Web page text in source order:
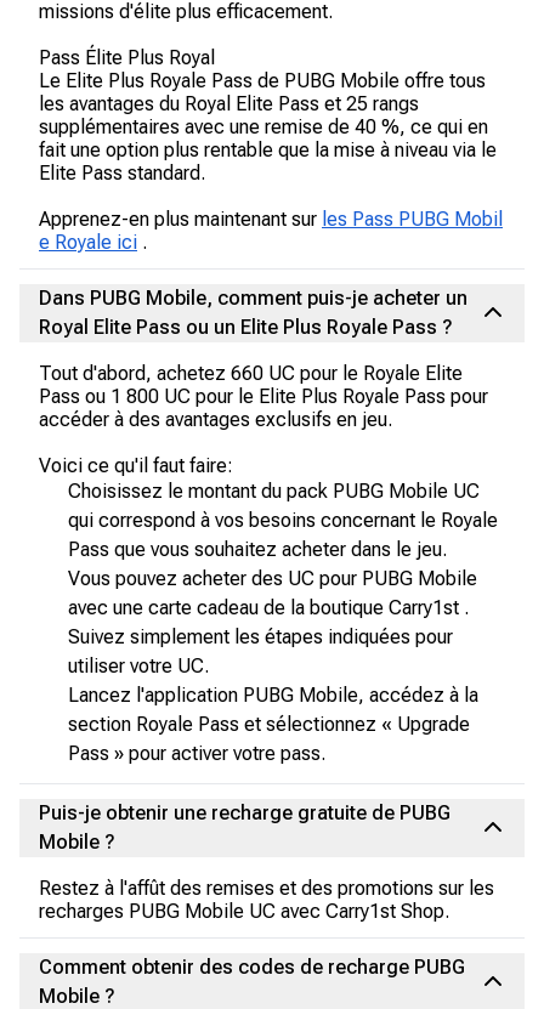
missions d'élite plus efficacement.
Pass Élite Plus Royal
Le Elite Plus Royale Pass de PUBG Mobile offre tous
les avantages du Royal Elite Pass et 25 rangs
supplémentaires avec une remise de 40 %, ce qui en
fait une option plus rentable que la mise à niveau via le
Elite Pass standard.
Apprenez-en plus maintenant sur les Pass PUBG Mobil
e Royale ici .
Dans PUBG Mobile, comment puis-je acheter un
Royal Elite Pass ou un Elite Plus Royale Pass ?
Tout d'abord, achetez 660 UC pour le Royale Elite
Pass ou 1 800 UC pour le Elite Plus Royale Pass pour
accéder à des avantages exclusifs en jeu.
Voici ce qu'il faut faire:
Choisissez le montant du pack PUBG Mobile UC
qui correspond à vos besoins concernant le Royale
Pass que vous souhaitez acheter dans le jeu.
Vous pouvez acheter des UC pour PUBG Mobile
avec une carte cadeau de la boutique Carry1st .
Suivez simplement les étapes indiquées pour
utiliser votre UC.
Lancez l'application PUBG Mobile, accédez à la
section Royale Pass et sélectionnez « Upgrade
Pass » pour activer votre pass.
Puis-je obtenir une recharge gratuite de PUBG
Mobile ?
Restez à l'affût des remises et des promotions sur les
recharges PUBG Mobile UC avec Carry1st Shop.
Comment obtenir des codes de recharge PUBG
Mobile ?